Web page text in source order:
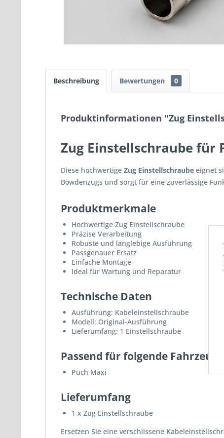
Beschreibung Bewertungen 0
Produktinformationen "Zug
Zug Einstellschraube für
Diese hochwertige Zug Einstellschraube eignet
Bowdenzugs und sorgt für eine zuverlässige
Produktmerkmale
Hochwertige Zug Einstellschraube
Präzise Verarbeitung
Robuste und langlebige Ausführung
Passgenauer Ersatz
Einfache Montage
Ideal für Wartung und Reparatur
Technische Daten
Ausführung: Kabeleinstellschraube
Modell: Original-Ausführung
Lieferumfang: 1 Einstellschraube
Passend für folgende Fahrzeuge
Puch Maxi
Lieferumfang
1 x Zug Einstellschraube
Ersetzen Sie eine verschlissene